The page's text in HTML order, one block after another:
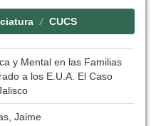
CUCS
y Mental en las Familias
a los E.U.A. El Caso
Jaime